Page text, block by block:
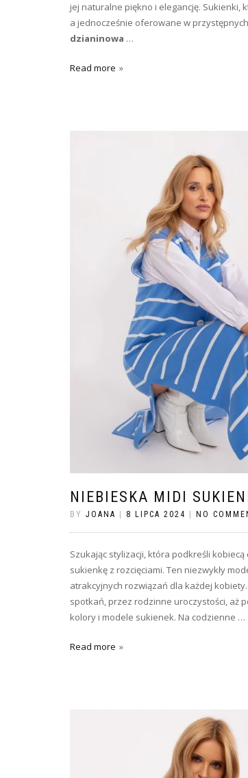
jej naturalne piękno i elegancję. Sukienki,
a jednocześnie oferowane w
dzianinowa …
Read more
NIEBIESKA MIDI
BY JOANA 8 LIPCA 2024 NO
Szukając stylizacji, która podkreśli kobiecą
sukienkę z rozcięciami. Ten niezwykły
atrakcyjnych rozwiązań dla każdej
spotkań, przez rodzinne uroczystości, aż
kolory i modele sukienek. Na codzienne …
Read more